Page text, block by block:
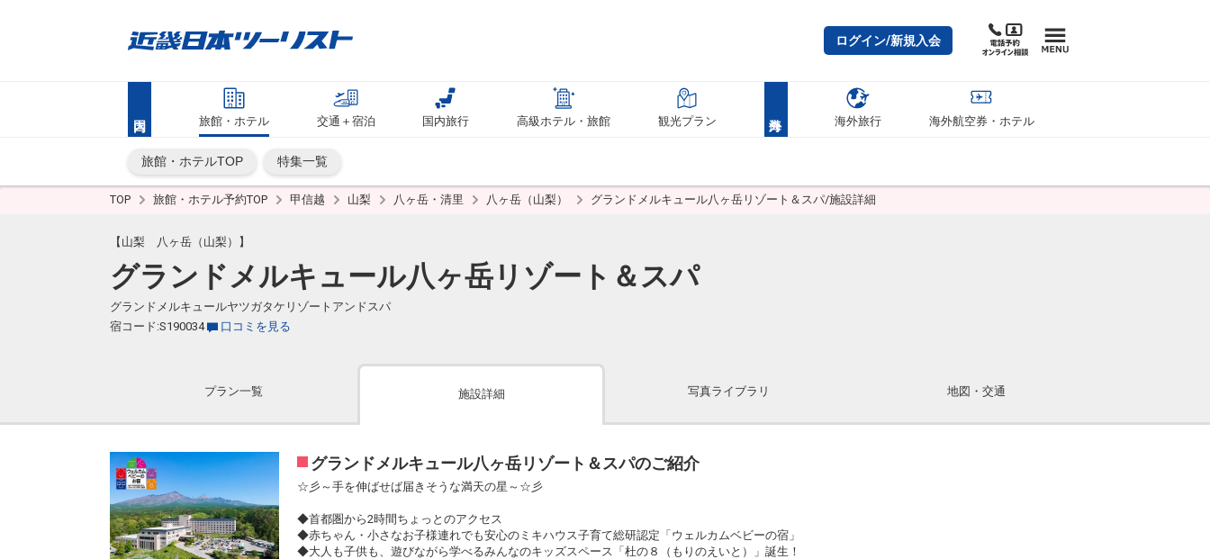
ログイン/新規入会
旅館・ホテル 交通＋宿泊 国内旅行 高級ホテル・旅館 観光プラン 海外旅行 海外航空券・ホテル
旅館・ホテルTOP 特集一覧
TOP 旅館・ホテル予約TOP 甲信越 山梨 八ヶ岳・清里 八ヶ岳（山梨） グランドメルキュール八ヶ岳リゾート＆スパ/施設詳細
【山梨 八ヶ岳（山梨）】
グランドメルキュール八ヶ岳リゾート＆スパ
グランドメルキュールヤツガタケリゾートアンドスパ
宿コード:S190034
口コミを見る
プラン一覧 施設詳細 写真ライブラリ 地図・交通
グランドメルキュール八ヶ岳リゾート＆スパのご紹介
☆彡～手を伸ばせば届きそうな満天の星～☆彡
◆首都圏から2時間ちょっとのアクセス
◆赤ちゃん・小さなお子様連れでも安心のミキハウス子育て総研認定「ウェルカムベビーの宿」
◆大人も子供も、遊びながら学べるみんなのキッズスペース「杜の８（もりのえいと）」誕生！